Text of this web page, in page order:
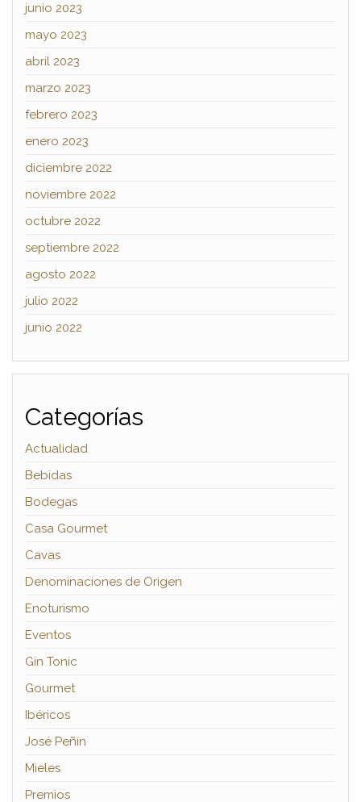
junio 2023
mayo 2023
abril 2023
marzo 2023
febrero 2023
enero 2023
diciembre 2022
noviembre 2022
octubre 2022
septiembre 2022
agosto 2022
julio 2022
junio 2022
Categorías
Actualidad
Bebidas
Bodegas
Casa Gourmet
Cavas
Denominaciones de Origen
Enoturismo
Eventos
Gin Tonic
Gourmet
Ibéricos
José Peñín
Mieles
Premios